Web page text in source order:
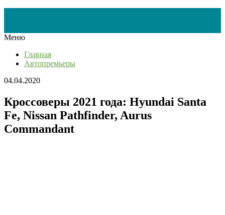
Меню
Главная
Автопремьеры
04.04.2020
Кроссоверы 2021 года: Hyundai Santa
Fe, Nissan Pathfinder, Aurus
Commandant